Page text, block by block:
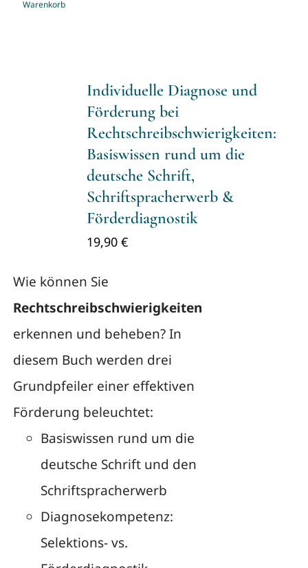
Warenkorb
Individuelle Diagnose und
Förderung bei
Rechtschreibschwierigkeiten:
Basiswissen rund um die
deutsche Schrift,
Schriftspracherwerb &
Förderdiagnostik
19,90 €
Wie können Sie
Rechtschreibschwierigkeiten
erkennen und beheben? In
diesem Buch werden drei
Grundpfeiler einer effektiven
Förderung beleuchtet:
Basiswissen rund um die
deutsche Schrift und den
Schriftspracherwerb
Diagnosekompetenz:
Selektions- vs.